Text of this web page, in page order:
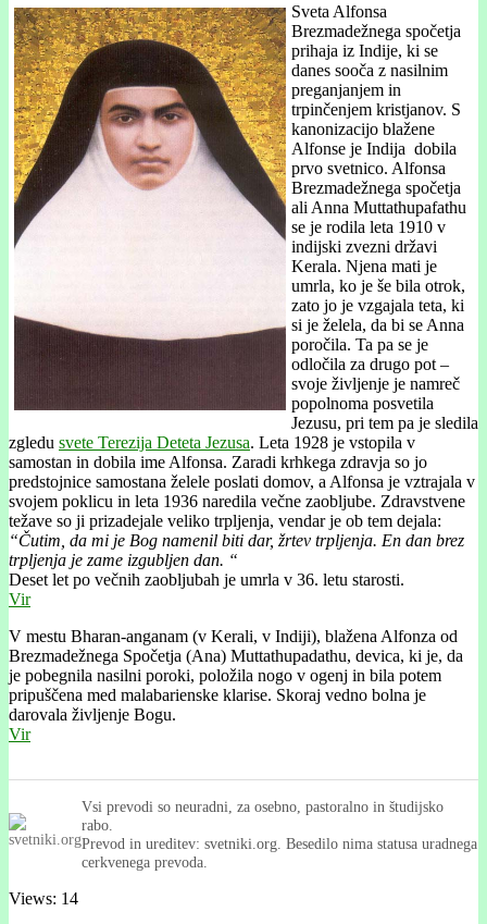
Sveta Alfonsa
Brezmadežnega spočetja
prihaja iz Indije, ki se
danes sooča z nasilnim
preganjanjem in
trpinčenjem kristjanov. S
kanonizacijo blažene
Alfonse je Indija dobila
prvo svetnico. Alfonsa
Brezmadežnega spočetja
ali Anna Muttathupafathu
se je rodila leta 1910 v
indijski zvezni državi
Kerala. Njena mati je
umrla, ko je še bila otrok,
zato jo je vzgajala teta, ki
si je želela, da bi se Anna
poročila. Ta pa se je
odločila za drugo pot –
svoje življenje je namreč
popolnoma posvetila
Jezusu, pri tem pa je sledila
zgledu svete Terezija Deteta Jezusa. Leta 1928 je vstopila v
samostan in dobila ime Alfonsa. Zaradi krhkega zdravja so jo
predstojnice samostana želele poslati domov, a Alfonsa je vztrajala v
svojem poklicu in leta 1936 naredila večne zaobljube. Zdravstvene
težave so ji prizadejale veliko trpljenja, vendar je ob tem dejala:
“Čutim, da mi je Bog namenil biti dar, žrtev trpljenja. En dan brez
trpljenja je zame izgubljen dan. “
Deset let po večnih zaobljubah je umrla v 36. letu starosti.
Vir
V mestu Bharan-anganam (v Kerali, v Indiji), blažena Alfonza od
Brezmadežnega Spočetja (Ana) Muttathupadathu, devica, ki je, da
je pobegnila nasilni poroki, položila nogo v ogenj in bila potem
pripuščena med malabarienske klarise. Skoraj vedno bolna je
darovala življenje Bogu.
Vir
Vsi prevodi so neuradni, za osebno, pastoralno in študijsko
rabo.
Prevod in ureditev: svetniki.org. Besedilo nima statusa uradnega
cerkvenega prevoda.
Views: 14